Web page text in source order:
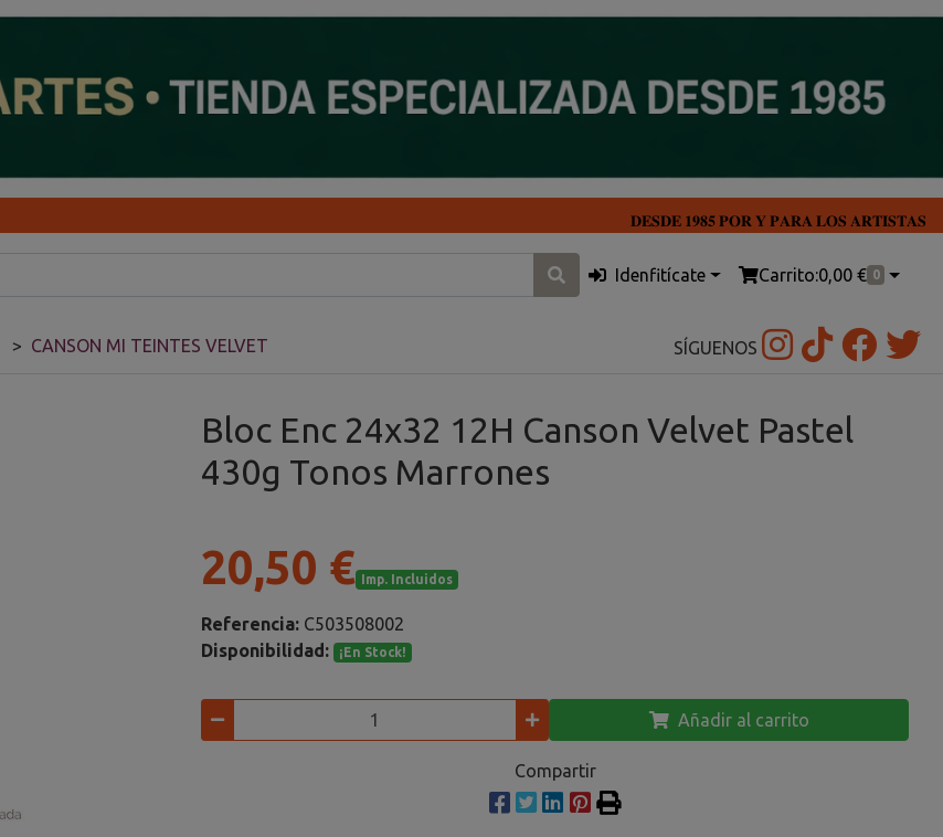
𝐃𝐄𝐒𝐃𝐄 𝟏𝟗𝟖𝟓 𝐏𝐎𝐑 𝐘 𝐏𝐀𝐑𝐀 𝐋𝐎𝐒 𝐀𝐑𝐓𝐈𝐒𝐓𝐀𝐒
Idenfitícate Carrito:0,00 € 0
CANSON MI TEINTES VELVET SÍGUENOS
Bloc Enc 24x32 12H Canson Velvet Pastel
430g Tonos Marrones
20,50 € Imp. Incluidos
Referencia: C503508002
Disponibilidad:
¡En Stock!
Añadir al carrito
Compartir